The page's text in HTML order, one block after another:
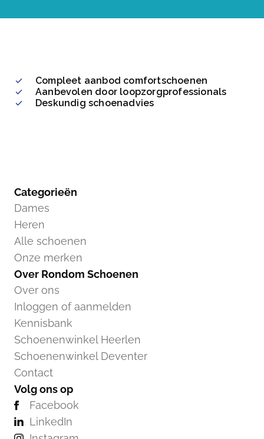
Compleet aanbod comfortschoenen
Aanbevolen door loopzorgprofessionals
Deskundig schoenadvies
Categorieën
Dames
Heren
Alle schoenen
Onze merken
Over Rondom Schoenen
Over ons
Inloggen of aanmelden
Kennisbank
Schoenenwinkel Heerlen
Schoenenwinkel Deventer
Contact
Volg ons op
Facebook
LinkedIn